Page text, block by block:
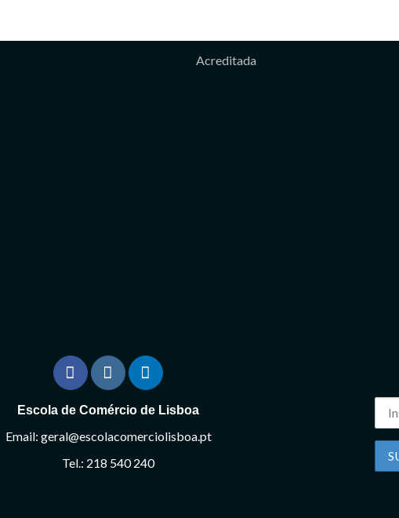
Acreditada
Escola de Comércio de Lisboa
Email: geral@escolacomerciolisboa.pt
Tel.: 218 540 240